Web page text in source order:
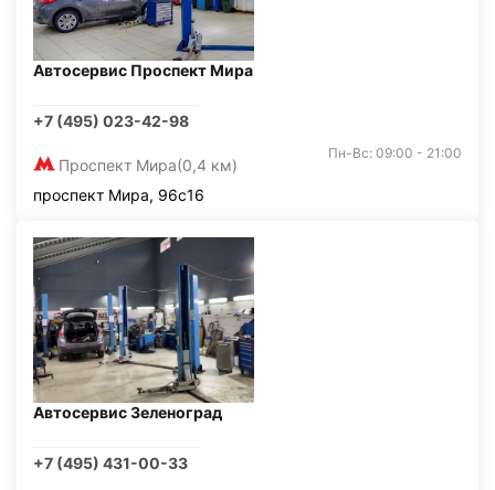
Автосервис Проспект Мира
+7 (495) 023-42-98
Проспект Мира(0,4 км)
Пн-Вс: 09:00 - 21:00
проспект Мира, 96с16
Автосервис Зеленоград
+7 (495) 431-00-33